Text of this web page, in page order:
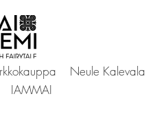
Neule Kalevala
IAMMAI